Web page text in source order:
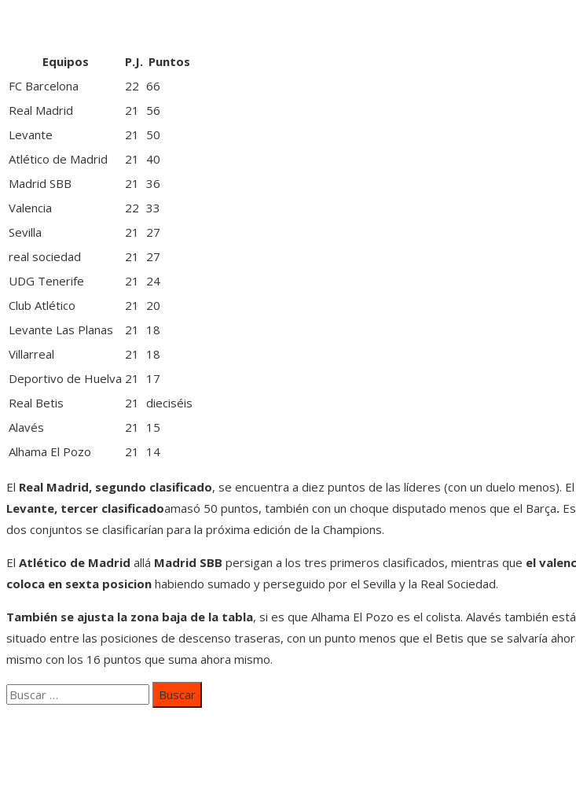
Equipos P.J. Puntos
FC Barcelona
22 66
Real Madrid
21
56
Levante
21
50
Atlético de Madrid
21
40
Madrid SBB
21
36
Valencia
22 33
Sevilla
21
27
real sociedad
21
27
UDG Tenerife
21
24
Club Atlético
21
20
Levante Las Planas
21
18
Villarreal
21
18
Deportivo de Huelva 21
17
Real Betis
21
dieciséis
Alavés
21
15
Alhama El Pozo
21 14
El Real Madrid, segundo clasificado, se encuentra a diez puntos de las líderes (con un duelo menos). El
Levante, tercer clasificadoamasó 50 puntos, también con un choque disputado menos que el Barça.
dos conjuntos se clasificarían para la próxima edición de la Champions.
El Atlético de Madrid allá Madrid SBB persigan a los tres primeros clasificados, mientras que el
coloca en sexta posicion habiendo sumado y perseguido por el Sevilla y la Real Sociedad.
También se ajusta la zona baja de la tabla, si es que Alhama El Pozo es el colista. Alavés también está
situado entre las posiciones de descenso traseras, con un punto menos que el Betis que se salvaría
mismo con los 16 puntos que suma ahora mismo.
Buscar: